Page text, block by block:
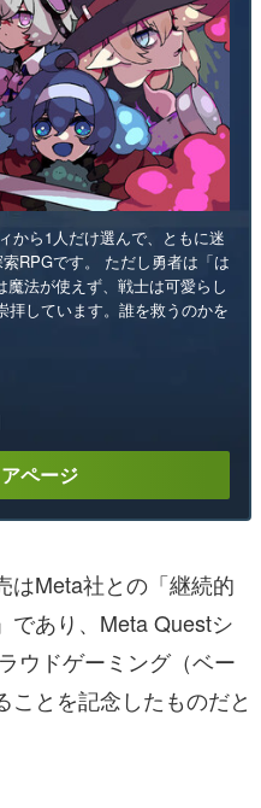
から1人だけ選んで、ともに迷
RPGです。 ただし勇者は「は
法が使えず、戦士は可愛らし
しています。誰を救うのかを
ページ
はMeta社との「継続的
であり、Meta Questシ
ウドゲーミング（ベー
ことを記念したものだと